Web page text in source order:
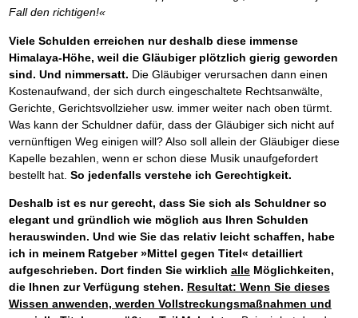
Fall den richtigen!«
Viele Schulden erreichen nur deshalb diese immense
Himalaya-Höhe, weil die Gläubiger plötzlich gierig geworden
sind. Und nimmersatt. Die Gläubiger verursachen dann einen
Kostenaufwand, der sich durch eingeschaltete Rechtsanwälte,
Gerichte, Gerichtsvollzieher usw. immer weiter nach oben türmt.
Was kann der Schuldner dafür, dass der Gläubiger sich nicht auf
vernünftigen Weg einigen will? Also soll allein der Gläubiger diese
Kapelle bezahlen, wenn er schon diese Musik unaufgefordert
bestellt hat. So jedenfalls verstehe ich Gerechtigkeit.
Deshalb ist es nur gerecht, dass Sie sich als Schuldner so
elegant und gründlich wie möglich aus Ihren Schulden
herauswinden. Und wie Sie das relativ leicht schaffen, habe
ich in meinem Ratgeber »Mittel gegen Titel« detailliert
aufgeschrieben. Dort finden Sie wirklich alleMöglichkeiten,
die Ihnen zur Verfügung stehen. Resultat: Wenn Sie dieses
Wissen anwenden, werden Vollstreckungsmaßnahmen und